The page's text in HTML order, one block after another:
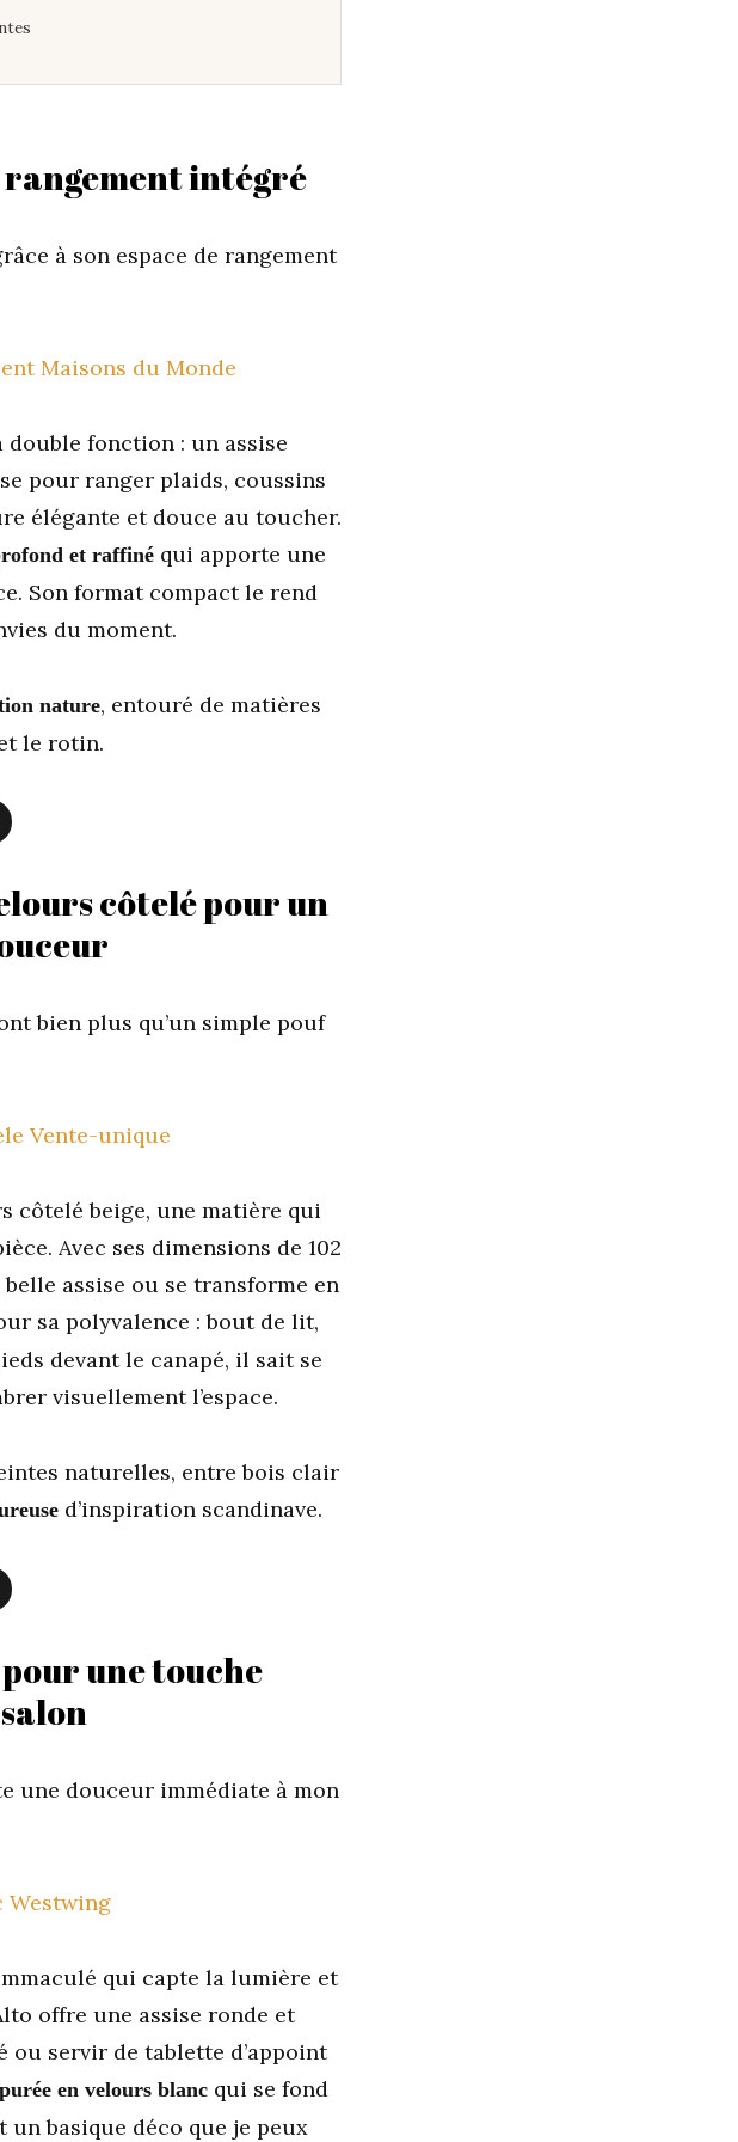
rangement intégré
à son espace de rangement
fonction : un assise
pour ranger plaids, coussins
élégante et douce au toucher.
et raffiné qui apporte une
Son format compact le rend
du moment.
nature, entouré de matières
le rotin.
côtelé pour un
bien plus qu’un simple pouf
côtelé beige, une matière qui
Avec ses dimensions de 102
assise ou se transforme en
sa polyvalence : bout de lit,
devant le canapé, il sait se
visuellement l’espace.
naturelles, entre bois clair
d’inspiration scandinave.
une touche
une douceur immédiate à mon
qui capte la lumière et
offre une assise ronde et
ou servir de tablette d’appoint
en velours blanc qui se fond
basique déco que je peux